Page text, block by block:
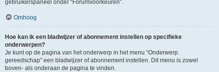
gebruikerspaneel onder “Forumvoorkeuren”.
Omhoog
Hoe kan ik een bladwijzer of abonnement instellen op specifieke
onderwerpen?
Je kunt op de pagina van het onderwerp in het menu “Onderwerp
gereedschap” een bladwijzer of abonnement instellen. Dit menu is zowel
boven- als onderaan de pagina te vinden.